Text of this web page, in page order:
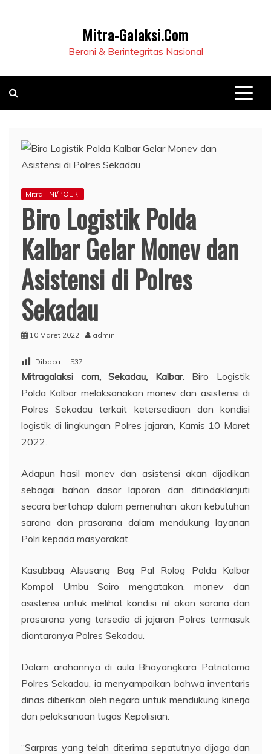
Mitra-Galaksi.Com
Berani & Berintegritas Nasional
Mitra TNI/POLRI
Biro Logistik Polda
Kalbar Gelar Monev dan
Asistensi di Polres
Sekadau
10 Maret 2022 admin
Dibaca: 537
Mitragalaksi com, Sekadau, Kalbar. Biro Logistik
Polda Kalbar melaksanakan monev dan asistensi di
Polres Sekadau terkait ketersediaan dan kondisi
logistik di lingkungan Polres jajaran, Kamis 10 Maret
2022.
Adapun hasil monev dan asistensi akan dijadikan
sebagai bahan dasar laporan dan ditindaklanjuti
secara bertahap dalam pemenuhan akan kebutuhan
sarana dan prasarana dalam mendukung layanan
Polri kepada masyarakat.
Kasubbag Alsusang Bag Pal Rolog Polda Kalbar
Kompol Umbu Sairo mengatakan, monev dan
asistensi untuk melihat kondisi riil akan sarana dan
prasarana yang tersedia di jajaran Polres termasuk
diantaranya Polres Sekadau.
Dalam arahannya di aula Bhayangkara Patriatama
Polres Sekadau, ia menyampaikan bahwa inventaris
dinas diberikan oleh negara untuk mendukung kinerja
dan pelaksanaan tugas Kepolisian.
“Sarpras yang telah diterima sepatutnya dijaga dan